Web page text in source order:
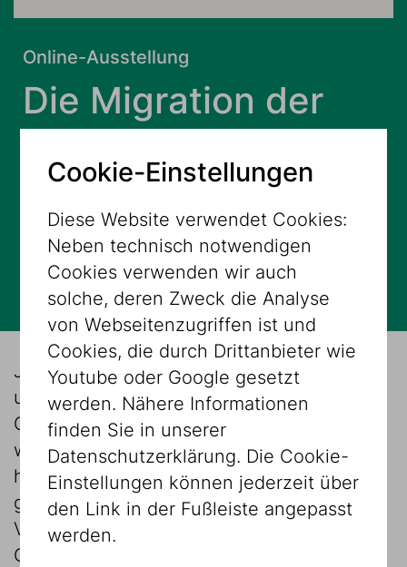
Online-Ausstellung
Die Migration der
ihre unerwarteten
Geschichten
ONLINE
Jüdische Geschichte ist seit jeher
untrennbar mit Migration verbunden.
Gesetzliche Beschränkungen und
wirtschaftliche Zwänge bedingten eine
hohe Mobilität der jüdischen Bevölkerung,
gleichzeitig mussten viele aufgrund von
Vertreibungen, antisemitischer
Gesetzgebung oder Gewalt an anderen
Cookie-Einstellungen
Diese Website verwendet Cookies:
Neben technisch notwendigen
Cookies verwenden wir auch
solche, deren Zweck die Analyse
von Webseitenzugriffen ist und
Cookies, die durch Drittanbieter wie
Youtube oder Google gesetzt
werden. Nähere Informationen
finden Sie in unserer
Datenschutzerklärung. Die Cookie-
Einstellungen können jederzeit über
den Link in der Fußleiste angepasst
werden.